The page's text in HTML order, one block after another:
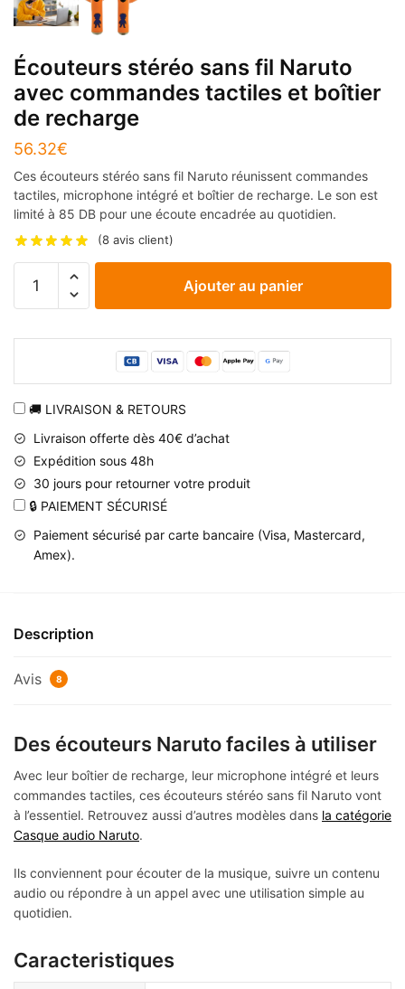
Écouteurs stéréo sans fil Naruto
avec commandes tactiles et boîtier
de recharge
56.32€
Ces écouteurs stéréo sans fil Naruto réunissent commandes
tactiles, microphone intégré et boîtier de recharge. Le son est
limité à 85 DB pour une écoute encadrée au quotidien.
(8 avis client)
Écouteurs
stéréo
fil
Naruto
commandes
tactiles
et
boîtier
de
recharge
Ajouter au panier
🚚 LIVRAISON & RETOURS
Livraison offerte dès 40€ d’achat
Expédition sous 48h
30 jours pour retourner votre produit
🔒 PAIEMENT SÉCURISÉ
Paiement sécurisé par carte bancaire (Visa, Mastercard,
Amex).
Description
Avis 8
Des écouteurs Naruto faciles à utiliser
Avec leur boîtier de recharge, leur microphone intégré et leurs
commandes tactiles, ces écouteurs stéréo sans fil Naruto vont
à l’essentiel. Retrouvez aussi d’autres modèles dans la catégorie
Casque audio Naruto.
Ils conviennent pour écouter de la musique, suivre un contenu
audio ou répondre à un appel avec une utilisation simple au
quotidien.
Caracteristiques